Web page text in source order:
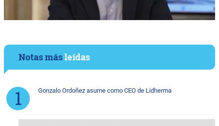
Notas másleídas
Gonzalo Ordoñez asume como CEO de Lidherma